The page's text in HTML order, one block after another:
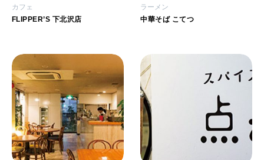
カフェ
FLIPPER’S 下北沢店
ラーメン
中華そば こてつ